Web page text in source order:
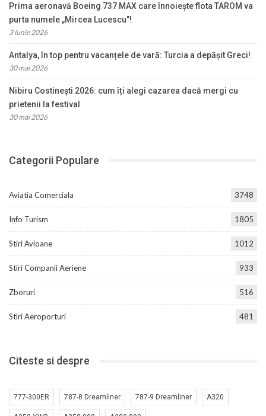
Prima aeronavă Boeing 737 MAX care înnoiește flota TAROM va
purta numele „Mircea Lucescu”!
3 iunie 2026
Antalya, în top pentru vacanțele de vară: Turcia a depășit Greci!
30 mai 2026
Nibiru Costinești 2026: cum îți alegi cazarea dacă mergi cu
prietenii la festival
30 mai 2026
Categorii Populare
Aviatia Comerciala 3748
Info Turism 1805
Stiri Avioane 1012
Stiri Companii Aeriene 933
Zboruri 516
Stiri Aeroporturi 481
Citeste si despre
777-300ER 787-8 Dreamliner 787-9 Dreamliner A320